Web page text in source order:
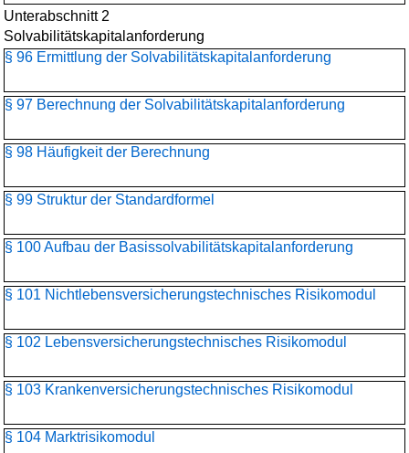
Unterabschnitt 2
Solvabilitätskapitalanforderung
§ 96 Ermittlung der Solvabilitätskapitalanforderung
§ 97 Berechnung der Solvabilitätskapitalanforderung
§ 98 Häufigkeit der Berechnung
§ 99 Struktur der Standardformel
§ 100 Aufbau der Basissolvabilitätskapital­anforderung
§ 101 Nichtlebensversicherungs­technisches Risikomodul
§ 102 Lebensversicherungs­technisches Risikomodul
§ 103 Krankenversicherungs­technisches Risikomodul
§ 104 Marktrisikomodul